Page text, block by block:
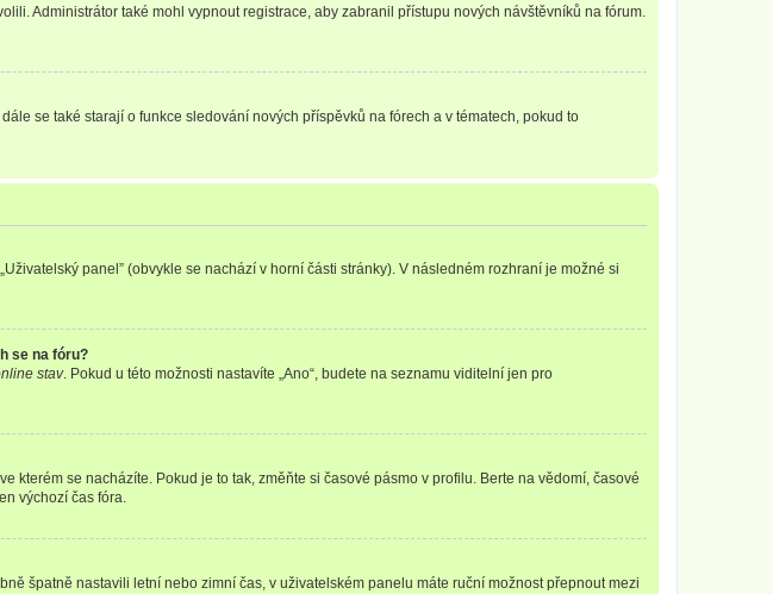
Administrátor také mohl vypnout registrace, aby zabranil přístupu nových návštěvníků na fórum.
se také starají o funkce sledování nových příspěvků na fórech a v tématech, pokud to
panel” (obvykle se nachází v horní části stránky). V následném rozhraní je možné si
se na fóru?
stav. Pokud u této možnosti nastavíte „Ano“, budete na seznamu viditelní jen pro
kterém se nacházíte. Pokud je to tak, změňte si časové pásmo v profilu. Berte na vědomí, časové
výchozí čas fóra.
špatně nastavili letní nebo zimní čas, v uživatelském panelu máte ruční možnost přepnout mezi